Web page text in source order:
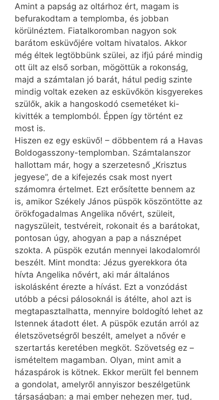
Amint a papság az oltárhoz ért, magam is
befurakodtam a templomba, és jobban
körülnéztem. Fiatalkoromban nagyon sok
barátom esküvőjére voltam hivatalos. Akkor
még éltek legtöbbünk szülei, az ifjú páré mindig
ott ült az első sorban, mögöttük a rokonság,
majd a számtalan jó barát, hátul pedig szinte
mindig voltak ezeken az esküvőkön kisgyerekes
szülők, akik a hangoskodó csemetéket ki-
kivitték a templomból. Éppen így történt ez
most is.
Hiszen ez egy esküvő! – döbbentem rá a Havas
Boldogasszony-templomban. Számtalanszor
hallottam már, hogy a szerzetesnő „Krisztus
jegyese”, de a kifejezés csak most nyert
számomra értelmet. Ezt erősítette bennem az
is, amikor Székely János püspök köszöntötte az
örökfogadalmas Angelika nővért, szüleit,
nagyszüleit, testvéreit, rokonait és a barátokat,
pontosan úgy, ahogyan a pap a násznépet
szokta. A püspök ezután mennyei lakodalomról
beszélt. Mint mondta: Jézus gyerekkora óta
hívta Angelika nővért, aki már általános
iskolásként érezte a hívást. Ezt a vonzódást
utóbb a pécsi pálosoknál is átélte, ahol azt is
megtapasztalhatta, mennyire boldogító lehet az
Istennek átadott élet. A püspök ezután arról az
életszövetségről beszélt, amelyet a nővér e
szertartás keretében megköt. Szövetség ez –
ismételtem magamban. Olyan, mint amit a
házaspárok is kötnek. Ekkor merült fel bennem
a gondolat, amelyről annyiszor beszélgetünk
társaságban: a mai ember nehezen mer, tud,